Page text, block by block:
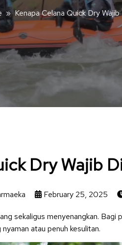
»Kenapa Celana Quick Dry
Dry Wajib
February 25, 2025
sekaligus menyenangkan.
atau penuh kesulitan.